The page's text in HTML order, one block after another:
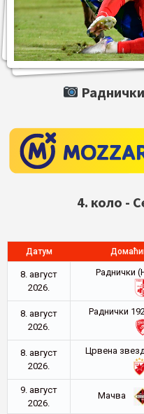
4. коло -
Датум
8. август
2026.
Раднички
8. август
2026.
Раднички
8. август
2026.
Црвена
9. август
2026.
Мачва